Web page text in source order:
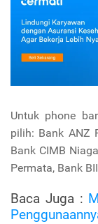
Untuk phone
pilih: Bank ANZ
Bank CIMB
Permata, Bank
Baca Juga :